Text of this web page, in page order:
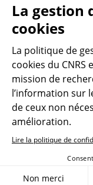
Créer un compte
La gestion
cookies
La politique de
cookies du CNRS
mission de
l’information sur
de ceux non
amélioration.
Lire la politique de
Non merci